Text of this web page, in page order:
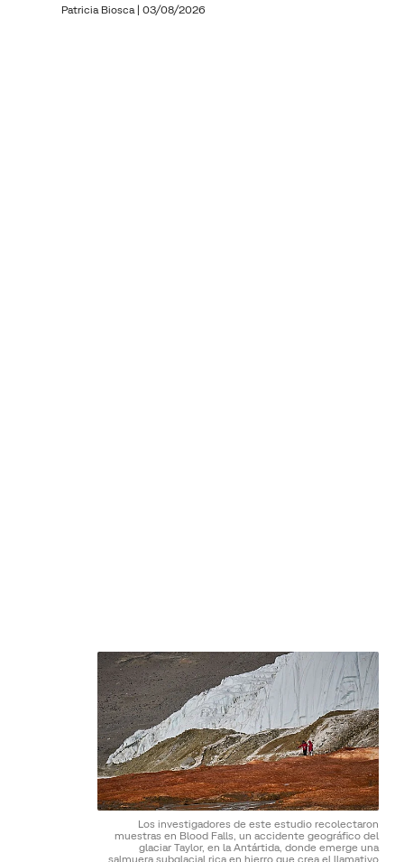
Patricia Biosca | 03/08/2026
Los investigadores de este estudio recolectaron
muestras en Blood Falls, un accidente geográfico del
glaciar Taylor, en la Antártida, donde emerge una
salmuera subglacial rica en hierro que crea el llamativo